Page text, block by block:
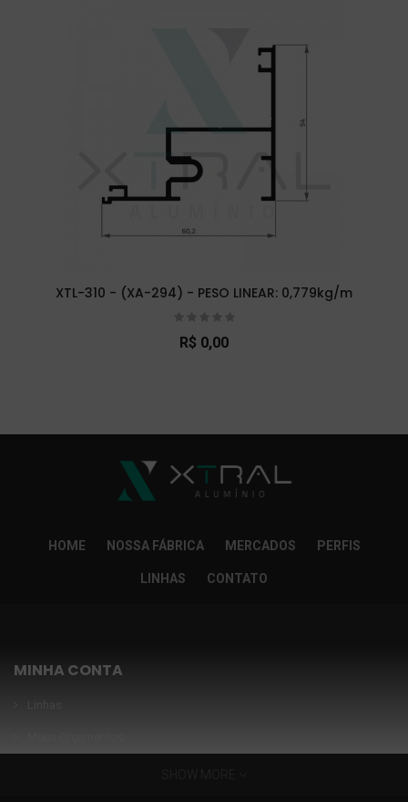
XTL-310 - (XA-294) - PESO LINEAR: 0,779kg/m
R$ 0,00
HOME NOSSA FÁBRICA MERCADOS PERFIS
LINHAS CONTATO
MINHA CONTA